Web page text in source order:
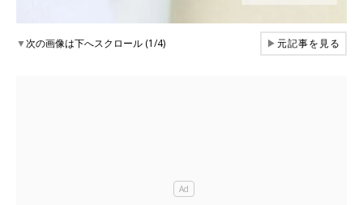
▼次の画像は下へスクロール (1/4) ▶元記事を見る